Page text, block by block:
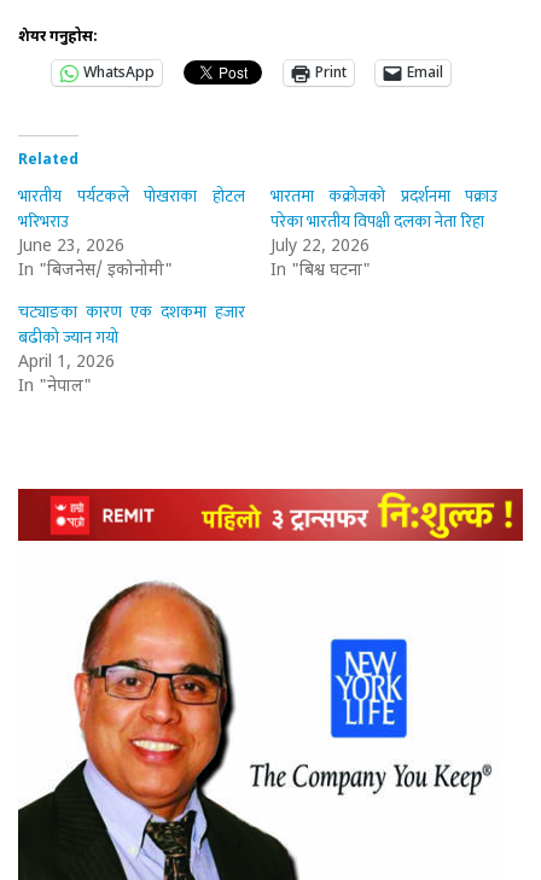
शेयर गर्नुहोस:
WhatsApp
Print Email
Related
भारतीय पर्यटकले पोखराका होटल
भरिभराउ
June 23, 2026
In "बिजनेस/ इकोनोमी"
भारतमा कक्रोजको प्रदर्शनमा पक्राउ
परेका भारतीय विपक्षी दलका नेता रिहा
July 22, 2026
In "बिश्व घटना"
चट्याङका कारण एक दशकमा हजार
बढीको ज्यान गयो
April 1, 2026
In "नेपाल"